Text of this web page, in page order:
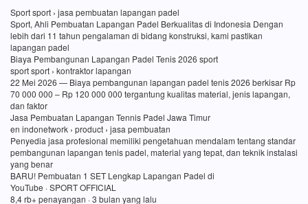
Sport sport › jasa pembuatan lapangan padel
Sport, Ahli Pembuatan Lapangan Padel Berkualitas di Indonesia Dengan
lebih dari 11 tahun pengalaman di bidang konstruksi, kami pastikan
lapangan padel
Biaya Pembangunan Lapangan Padel Tenis 2026 sport
sport sport › kontraktor lapangan
22 Mei 2026 — Biaya pembangunan lapangan padel tenis 2026 berkisar Rp
70 000 000 – Rp 120 000 000 tergantung kualitas material, jenis lapangan,
dan faktor
Jasa Pembuatan Lapangan Tennis Padel Jawa Timur
en indonetwork › product › jasa pembuatan
Penyedia jasa profesional memiliki pengetahuan mendalam tentang standar
pembangunan lapangan tenis padel, material yang tepat, dan teknik instalasi
yang benar
BARU! Pembuatan 1 SET Lengkap Lapangan Padel di
YouTube · SPORT OFFICIAL
8,4 rb+ penayangan · 3 bulan yang lalu